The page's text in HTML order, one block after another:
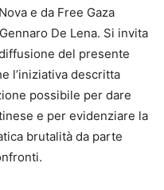
e da Free Gaza
De Lena. Si invita
del presente
l’iniziativa descritta
possibile per dare
e per evidenziare la
brutalità da parte